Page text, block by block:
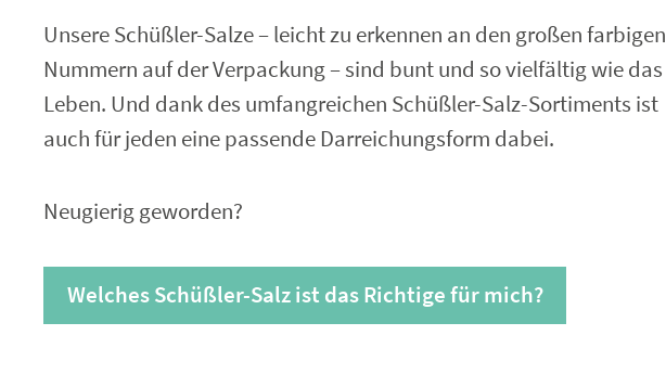
Unsere Schüßler-Salze – leicht zu erkennen an den großen farbigen
Nummern auf der Verpackung – sind bunt und so vielfältig wie das
Leben. Und dank des umfangreichen Schüßler-Salz-Sortiments ist
auch für jeden eine passende Darreichungsform dabei.
Neugierig geworden?
Welches Schüßler-Salz ist das Richtige für mich?